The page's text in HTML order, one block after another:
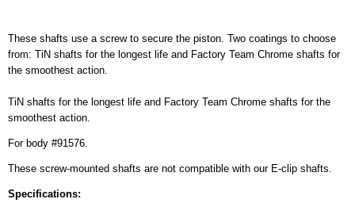
0,20 Kg
These shafts use a screw to secure the piston. Two coatings to choose
from: TiN shafts for the longest life and Factory Team Chrome shafts for
the smoothest action.
TiN shafts for the longest life and Factory Team Chrome shafts for the
smoothest action.
For body #91576.
These screw-mounted shafts are not compatible with our E-clip shafts.
Specifications: